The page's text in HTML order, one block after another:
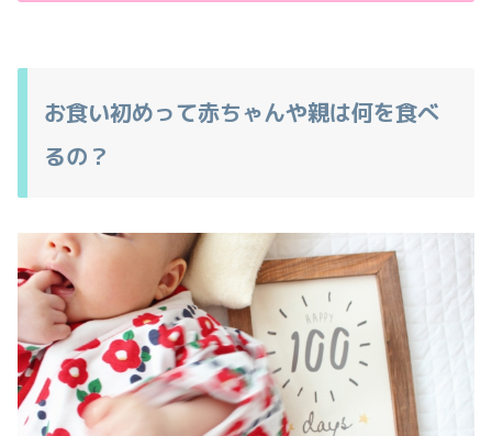
お食い初めって赤ちゃんや親は何を食べ
るの？